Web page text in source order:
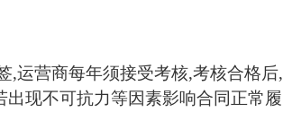
,运营商每年须接受考核,考核合格后,
现不可抗力等因素影响合同正常履